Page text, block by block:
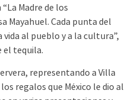
Madre de los
Mayahuel. Cada punta del
vida al pueblo y a la cultura”,
el tequila.
representando a Villa
regalos que México le dio al